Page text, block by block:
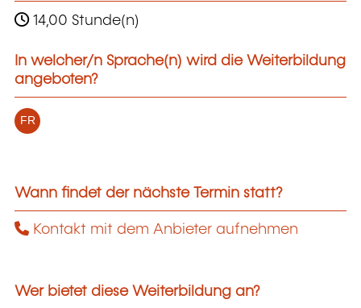
14,00 Stunde(n)
In welcher/n Sprache(n) wird die Weiterbildung
angeboten?
FR
Wann findet der nächste Termin statt?
Kontakt mit dem Anbieter aufnehmen
Wer bietet diese Weiterbildung an?